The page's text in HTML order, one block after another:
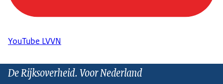
YouTube LVVN
De Rijksoverheid. Voor Nederland